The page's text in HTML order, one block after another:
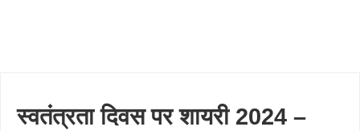
स्वतंत्रता दिवस पर शायरी 2024 –